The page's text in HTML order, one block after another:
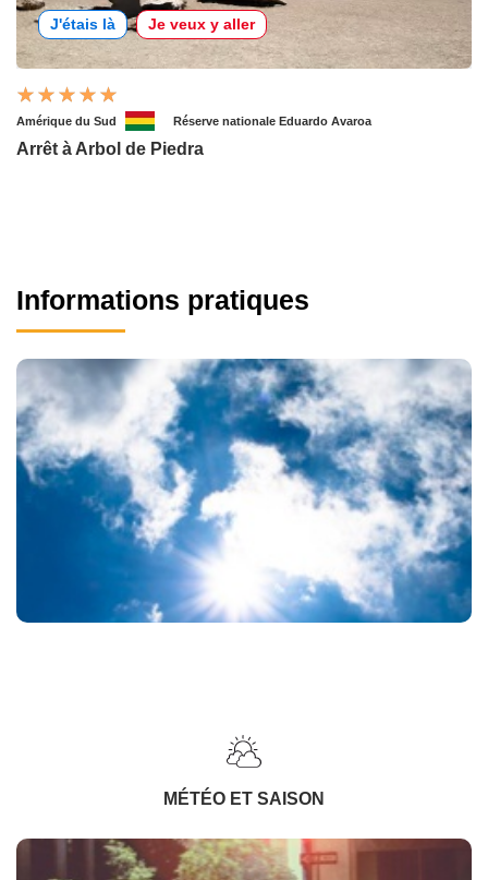
J'étais là Je veux y aller
Amérique du Sud Réserve nationale Eduardo Avaroa
Arrêt à Arbol de Piedra
Informations pratiques
MÉTÉO ET SAISON